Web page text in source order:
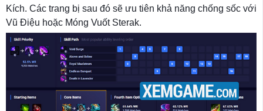
Kích. Các trang bị sau đó sẽ ưu tiên khả năng chống sốc với
Vũ Điệu hoặc Móng Vuốt Sterak.